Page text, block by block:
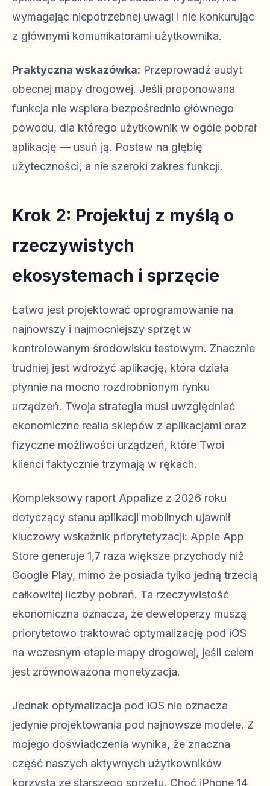
wymagając niepotrzebnej uwagi i nie konkurując
z głównymi komunikatorami użytkownika.
Praktyczna wskazówka: Przeprowadź audyt
obecnej mapy drogowej. Jeśli proponowana
funkcja nie wspiera bezpośrednio głównego
powodu, dla którego użytkownik w ogóle pobrał
aplikację — usuń ją. Postaw na głębię
użyteczności, a nie szeroki zakres funkcji.
Krok 2: Projektuj z myślą o
rzeczywistych
ekosystemach i sprzęcie
Łatwo jest projektować oprogramowanie na
najnowszy i najmocniejszy sprzęt w
kontrolowanym środowisku testowym. Znacznie
trudniej jest wdrożyć aplikację, która działa
płynnie na mocno rozdrobnionym rynku
urządzeń. Twoja strategia musi uwzględniać
ekonomiczne realia sklepów z aplikacjami oraz
fizyczne możliwości urządzeń, które Twoi
klienci faktycznie trzymają w rękach.
Kompleksowy raport Appalize z 2026 roku
dotyczący stanu aplikacji mobilnych ujawnił
kluczowy wskaźnik priorytetyzacji: Apple App
Store generuje 1,7 raza większe przychody niż
Google Play, mimo że posiada tylko jedną trzecią
całkowitej liczby pobrań. Ta rzeczywistość
ekonomiczna oznacza, że deweloperzy muszą
priorytetowo traktować optymalizację pod iOS
na wczesnym etapie mapy drogowej, jeśli celem
jest zrównoważona monetyzacja.
Jednak optymalizacja pod iOS nie oznacza
jedynie projektowania pod najnowsze modele. Z
mojego doświadczenia wynika, że znaczna
część naszych aktywnych użytkowników
korzysta ze starszego sprzętu. Choć iPhone 14